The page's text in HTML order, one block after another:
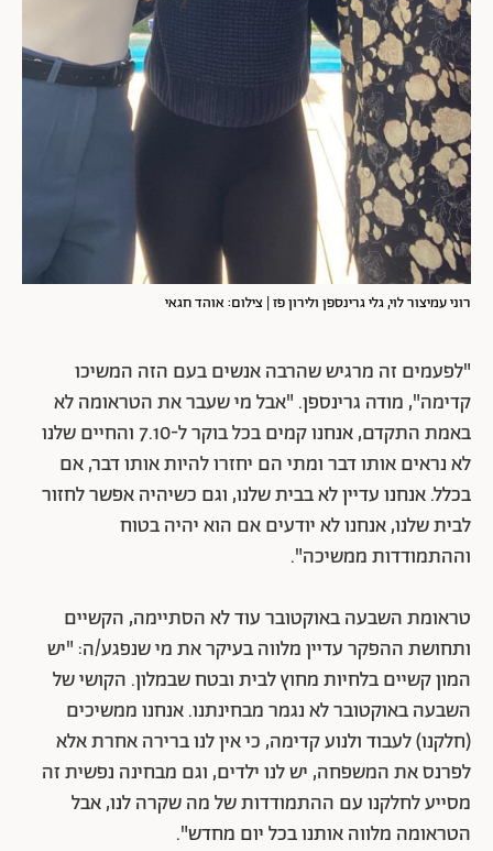
רוני עמיצור לוי, גלי גרינספן ולירון פז | צילום: אוהד חגאי
"לפעמים זה מרגיש שהרבה אנשים בעם הזה המשיכו
קדימה", מודה גרינספן. "אבל מי שעבר את הטראומה לא
באמת התקדם, אנחנו קמים בכל בוקר ל-7.10 והחיים שלנו
לא נראים אותו דבר ומתי הם יחזרו להיות אותו דבר, אם
בכלל. אנחנו עדיין לא בבית שלנו, וגם כשיהיה אפשר לחזור
לבית שלנו, אנחנו לא יודעים אם הוא יהיה בטוח
וההתמודדות ממשיכה".
טראומת השבעה באוקטובר עוד לא הסתיימה, הקשיים
ותחושת ההפקר עדיין מלווה בעיקר את מי שנפגע/ה: "יש
המון קשיים בלחיות מחוץ לבית ובטח שבמלון. הקושי של
השבעה באוקטובר לא נגמר מבחינתנו. אנחנו ממשיכים
(חלקנו) לעבוד ולנוע קדימה, כי אין לנו ברירה אחרת אלא
לפרנס את המשפחה, יש לנו ילדים, וגם מבחינה נפשית זה
מסייע לחלקנו עם ההתמודדות של מה שקרה לנו, אבל
הטראומה מלווה אותנו בכל יום מחדש".